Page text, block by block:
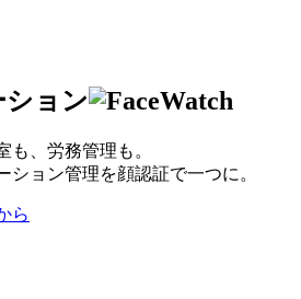
ション
も、労務管理も。
ション管理を顔認証で一つに。
ら